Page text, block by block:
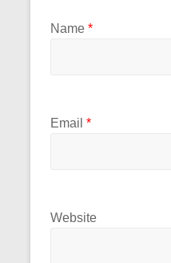
Name *
Email *
Website